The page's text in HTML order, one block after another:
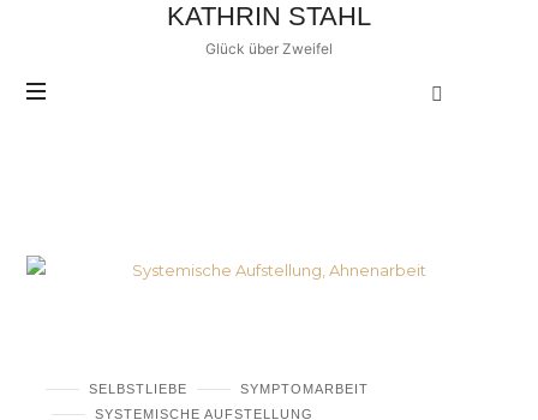
KATHRIN
STAHL
KATHRIN STAHL
Glück über Zweifel
SELBSTLIEBE
SYMPTOMARBEIT
SYSTEMISCHE AUFSTELLUNG